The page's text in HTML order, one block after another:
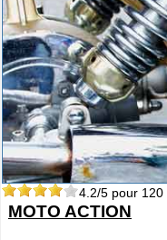
4.2/5 pour 120
MOTO ACTION